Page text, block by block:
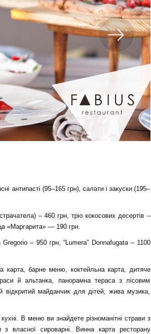
антипасті (95–165 грн), салати і закуски (195–
– 460 грн, тріо кокосових десертів –
«Маргарита» — 190 грн.
– 950 грн, “Lumera” Donnafugata – 1100
карта, барне меню, коктейльна карта, дитяче
й альтанка, панорамна тераса з лісовим
відкритий майданчик для дітей, жива музика,
В меню ви знайдете різноманітні страви з
власної сироварні. Винна карта ресторану